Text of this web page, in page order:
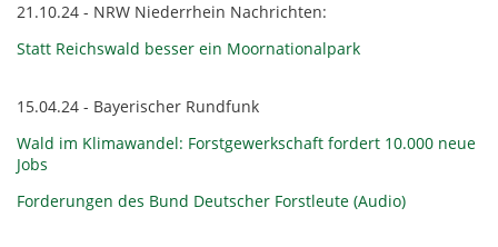
21.10.24 - NRW Niederrhein Nachrichten:
Statt Reichswald besser ein Moornationalpark
15.04.24 - Bayerischer Rundfunk
Wald im Klimawandel: Forstgewerkschaft fordert 10.000 neue
Jobs
Forderungen des Bund Deutscher Forstleute (Audio)